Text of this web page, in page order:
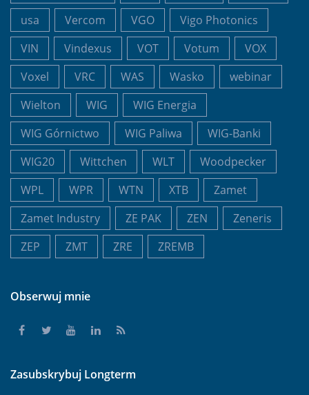
usa
Vercom VGO
Vigo Photonics
VIN
Vindexus VOT Votum
VOX
Voxel
VRC WAS Wasko
webinar
Wielton
WIG
WIG Energia
WIG Górnictwo
WIG Paliwa
WIG-Banki
WIG20
Wittchen WLT
Woodpecker
WPL
WPR WTN XTB
Zamet
Zamet Industry
ZE PAK ZEN
Zeneris
ZEP
ZMT ZRE ZREMB
Obserwuj mnie
Zasubskrybuj Longterm